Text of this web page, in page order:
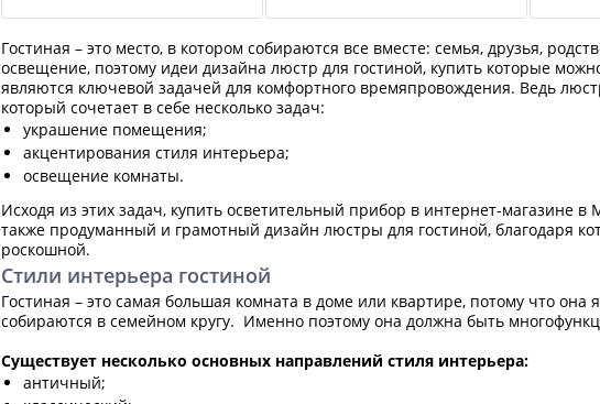
Гостиная – это место, в котором собираются все вместе: семья, друзья,
освещение, поэтому идеи дизайна люстр для гостиной, купить которые
являются ключевой задачей для комфортного времяпровождения. Ведь
который сочетает в себе несколько задач:
украшение помещения;
акцентирования стиля интерьера;
освещение комнаты.
Исходя из этих задач, купить осветительный прибор в интернет-магазине в
также продуманный и грамотный дизайн люстры для гостиной, благодаря
роскошной.
Стили интерьера гостиной
Гостиная – это самая большая комната в доме или квартире, потому что
собираются в семейном кругу. Именно поэтому она должна быть
Существует несколько основных направлений стиля интерьера:
античный;